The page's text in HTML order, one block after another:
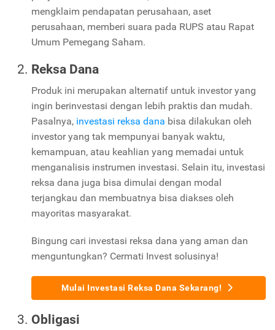
mengklaim pendapatan perusahaan, aset
perusahaan, memberi suara pada RUPS atau Rapat
Umum Pemegang Saham.
Reksa Dana
Produk ini merupakan alternatif untuk investor yang
ingin berinvestasi dengan lebih praktis dan mudah.
Pasalnya, investasi reksa dana bisa dilakukan oleh
investor yang tak mempunyai banyak waktu,
kemampuan, atau keahlian yang memadai untuk
menganalisis instrumen investasi. Selain itu, investasi
reksa dana juga bisa dimulai dengan modal
terjangkau dan membuatnya bisa diakses oleh
mayoritas masyarakat.
Bingung cari investasi reksa dana yang aman dan
menguntungkan? Cermati Invest solusinya!
Mulai Investasi Reksa Dana Sekarang!
Obligasi